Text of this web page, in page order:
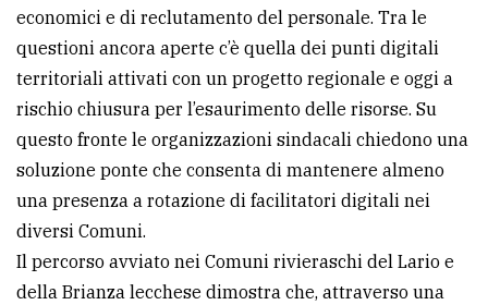
economici e di reclutamento del personale. Tra le
questioni ancora aperte c’è quella dei punti digitali
territoriali attivati con un progetto regionale e oggi a
rischio chiusura per l’esaurimento delle risorse. Su
questo fronte le organizzazioni sindacali chiedono una
soluzione ponte che consenta di mantenere almeno
una presenza a rotazione di facilitatori digitali nei
diversi Comuni.
Il percorso avviato nei Comuni rivieraschi del Lario e
della Brianza lecchese dimostra che, attraverso una